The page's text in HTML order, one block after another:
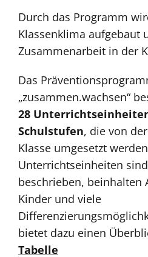
Durch das Programm
Klassenklima aufgebaut
Zusammenarbeit in der
Das
„zusammen.wachsen“
28
Schulstufen, die von
Klasse umgesetzt
Unterrichtseinheiten
beschrieben, beinhalten
Kinder und viele
bietet dazu einen
Tabelle